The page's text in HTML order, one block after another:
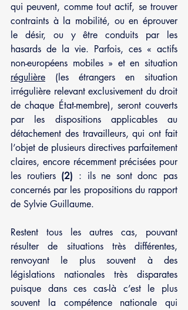
qui peuvent, comme tout actif, se trouver
contraints à la mobilité, ou en éprouver
le désir, ou y être conduits par les
hasards de la vie. Parfois, ces « actifs
régulière (les étrangers en situation
irrégulière relevant exclusivement du droit
de chaque État-membre), seront couverts
par les dispositions applicables au
détachement des travailleurs, qui ont fait
l’objet de plusieurs directives parfaitement
claires, encore récemment précisées pour
les routiers (2) : ils ne sont donc pas
concernés par les propositions du rapport
de Sylvie Guillaume.
Restent tous les autres cas, pouvant
résulter de situations très différentes,
renvoyant le plus souvent à des
législations nationales très disparates
puisque dans ces cas-là c’est le plus
souvent la compétence nationale qui